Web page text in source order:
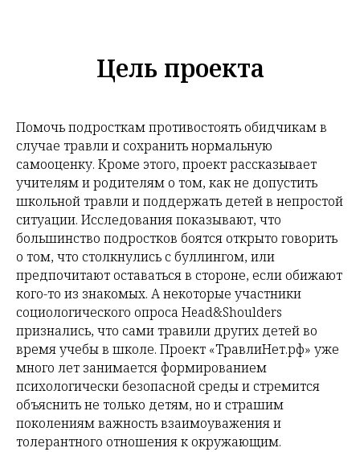
Цель проекта
Помочь подросткам противостоять обидчикам в
случае травли и сохранить нормальную
самооценку. Кроме этого, проект рассказывает
учителям и родителям о том, как не допустить
школьной травли и поддержать детей в непростой
ситуации. Исследования показывают, что
большинство подростков боятся открыто говорить
о том, что столкнулись с буллингом, или
предпочитают оставаться в стороне, если обижают
кого-то из знакомых. А некоторые участники
социологического опроса Head&Shoulders
признались, что сами травили других детей во
время учебы в школе. Проект «ТравлиНет.рф» уже
много лет занимается формированием
психологически безопасной среды и стремится
объяснить не только детям, но и страшим
поколениям важность взаимоуважения и
толерантного отношения к окружающим.